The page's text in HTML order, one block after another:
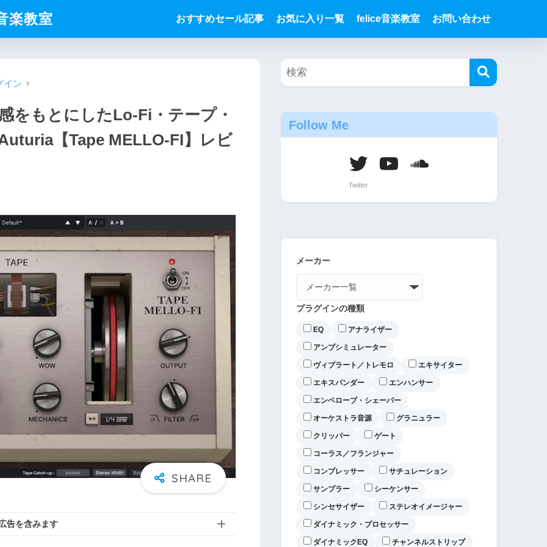
教室 おすすめセール記事 お気に入り一覧 felice音楽教室 お問い合わせ
イン
をもとにしたLo-Fi・テープ・
【Tape MELLO-FI】レビ
告を含みます
Follow Me
メーカー
プラグインの種類
EQ アナライザー
アンプシミュレーター
ヴィブラート／トレモロ エキサイター
エキスパンダー エンハンサー
エンベロープ・シェーパー
オーケストラ音源 グラニュラー
クリッパー ゲート
コーラス／フランジャー
コンプレッサー サチュレーション
サンプラー シーケンサー
シンセサイザー ステレオイメージャー
ダイナミック・プロセッサー
ダイナミックEQ チャンネルストリップ